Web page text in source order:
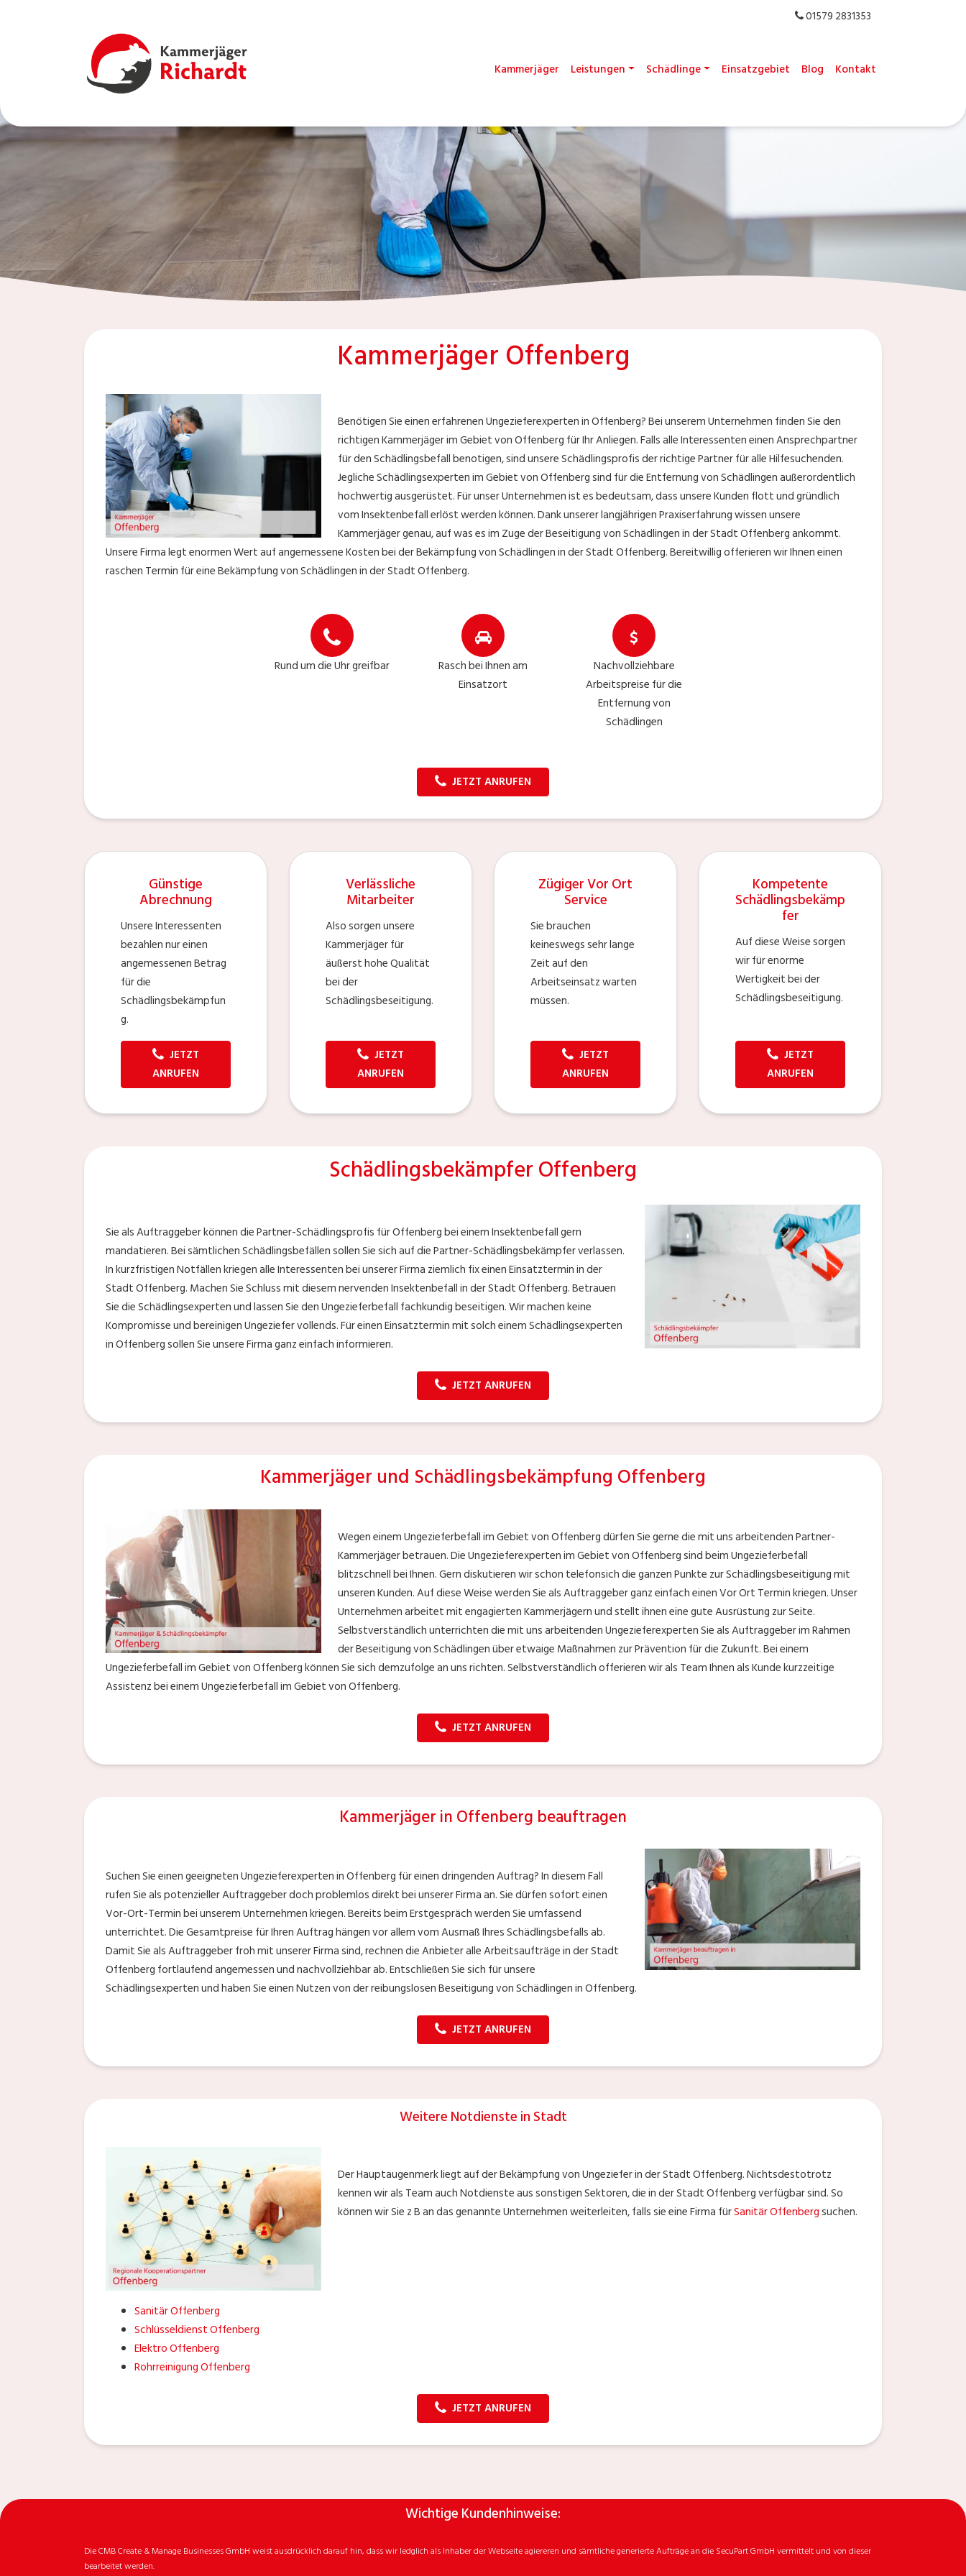
01579 2831353
Kammerjäger Leistungen Schädlinge Einsatzgebiet Blog Kontakt
Kammerjäger Offenberg
Benötigen Sie einen erfahrenen Ungezieferexperten in Offenberg? Bei unserem Unternehmen finden Sie den
richtigen Kammerjäger im Gebiet von Offenberg für Ihr Anliegen. Falls alle Interessenten einen Ansprechpartner
für den Schädlingsbefall benotigen, sind unsere Schädlingsprofis der richtige Partner für alle Hilfesuchenden.
Jegliche Schädlingsexperten im Gebiet von Offenberg sind für die Entfernung von Schädlingen außerordentlich
hochwertig ausgerüstet. Für unser Unternehmen ist es bedeutsam, dass unsere Kunden flott und gründlich
vom Insektenbefall erlöst werden können. Dank unserer langjährigen Praxiserfahrung wissen unsere
Kammerjäger genau, auf was es im Zuge der Beseitigung von Schädlingen in der Stadt Offenberg ankommt.
Unsere Firma legt enormen Wert auf angemessene Kosten bei der Bekämpfung von Schädlingen in der Stadt Offenberg. Bereitwillig offerieren wir Ihnen einen
raschen Termin für eine Bekämpfung von Schädlingen in der Stadt Offenberg.
Rund um die Uhr greifbar
Rasch bei Ihnen am
Einsatzort
Nachvollziehbare
Arbeitspreise für die
Entfernung von
Schädlingen
JETZT ANRUFEN
Günstige
Abrechnung
Unsere Interessenten
bezahlen nur einen
angemessenen Betrag
für die
Schädlingsbekämpfun
g.
JETZT
ANRUFEN
Verlässliche
Mitarbeiter
Also sorgen unsere
Kammerjäger für
äußerst hohe Qualität
bei der
Schädlingsbeseitigung.
JETZT
ANRUFEN
Zügiger Vor Ort
Service
Sie brauchen
keineswegs sehr lange
Zeit auf den
Arbeitseinsatz warten
müssen.
JETZT
ANRUFEN
Kompetente
Schädlingsbekämp
fer
Auf diese Weise sorgen
wir für enorme
Wertigkeit bei der
Schädlingsbeseitigung.
JETZT
ANRUFEN
Schädlingsbekämpfer Offenberg
Sie als Auftraggeber können die Partner-Schädlingsprofis für Offenberg bei einem Insektenbefall gern
mandatieren. Bei sämtlichen Schädlingsbefällen sollen Sie sich auf die Partner-Schädlingsbekämpfer verlassen.
In kurzfristigen Notfällen kriegen alle Interessenten bei unserer Firma ziemlich fix einen Einsatztermin in der
Stadt Offenberg. Machen Sie Schluss mit diesem nervenden Insektenbefall in der Stadt Offenberg. Betrauen
Sie die Schädlingsexperten und lassen Sie den Ungezieferbefall fachkundig beseitigen. Wir machen keine
Kompromisse und bereinigen Ungeziefer vollends. Für einen Einsatztermin mit solch einem Schädlingsexperten
in Offenberg sollen Sie unsere Firma ganz einfach informieren.
JETZT ANRUFEN
Kammerjäger und Schädlingsbekämpfung Offenberg
Wegen einem Ungezieferbefall im Gebiet von Offenberg dürfen Sie gerne die mit uns arbeitenden Partner-
Kammerjäger betrauen. Die Ungezieferexperten im Gebiet von Offenberg sind beim Ungezieferbefall
blitzschnell bei Ihnen. Gern diskutieren wir schon telefonsich die ganzen Punkte zur Schädlingsbeseitigung mit
unseren Kunden. Auf diese Weise werden Sie als Auftraggeber ganz einfach einen Vor Ort Termin kriegen. Unser
Unternehmen arbeitet mit engagierten Kammerjägern und stellt ihnen eine gute Ausrüstung zur Seite.
Selbstverständlich unterrichten die mit uns arbeitenden Ungezieferexperten Sie als Auftraggeber im Rahmen
der Beseitigung von Schädlingen über etwaige Maßnahmen zur Prävention für die Zukunft. Bei einem
Ungezieferbefall im Gebiet von Offenberg können Sie sich demzufolge an uns richten. Selbstverständlich offerieren wir als Team Ihnen als Kunde kurzzeitige
Assistenz bei einem Ungezieferbefall im Gebiet von Offenberg.
JETZT ANRUFEN
Kammerjäger in Offenberg beauftragen
Suchen Sie einen geeigneten Ungezieferexperten in Offenberg für einen dringenden Auftrag? In diesem Fall
rufen Sie als potenzieller Auftraggeber doch problemlos direkt bei unserer Firma an. Sie dürfen sofort einen
Vor-Ort-Termin bei unserem Unternehmen kriegen. Bereits beim Erstgespräch werden Sie umfassend
unterrichtet. Die Gesamtpreise für Ihren Auftrag hängen vor allem vom Ausmaß Ihres Schädlingsbefalls ab.
Damit Sie als Auftraggeber froh mit unserer Firma sind, rechnen die Anbieter alle Arbeitsaufträge in der Stadt
Offenberg fortlaufend angemessen und nachvollziehbar ab. Entschließen Sie sich für unsere
Schädlingsexperten und haben Sie einen Nutzen von der reibungslosen Beseitigung von Schädlingen in Offenberg.
JETZT ANRUFEN
Weitere Notdienste in Stadt
Der Hauptaugenmerk liegt auf der Bekämpfung von Ungeziefer in der Stadt Offenberg. Nichtsdestotrotz
kennen wir als Team auch Notdienste aus sonstigen Sektoren, die in der Stadt Offenberg verfügbar sind. So
können wir Sie z B an das genannte Unternehmen weiterleiten, falls sie eine Firma fürSanitär Offenbergsuchen.
Sanitär Offenberg
Schlüsseldienst Offenberg
Elektro Offenberg
Rohrreinigung Offenberg
JETZT ANRUFEN
Wichtige Kundenhinweise:
Die CMB Create & Manage Businesses GmbH weist ausdrücklich darauf hin, dass wir ledglich als Inhaber der Webseite agiereren und sämtliche generierte Aufträge an die SecuPart GmbH vermittelt und von dieser
bearbeitet werden.